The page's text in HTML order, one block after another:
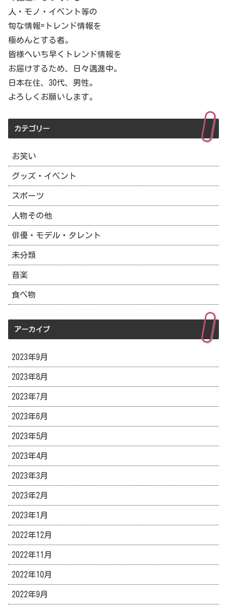
人・モノ・イベント等の
旬な情報=トレンド情報を
極めんとする者。
皆様へいち早くトレンド情報を
お届けするため、日々邁進中。
日本在住、30代、男性。
よろしくお願いします。
カテゴリー
お笑い
グッズ・イベント
スポーツ
人物その他
俳優・モデル・タレント
未分類
音楽
食べ物
アーカイブ
2023年9月
2023年8月
2023年7月
2023年6月
2023年5月
2023年4月
2023年3月
2023年2月
2023年1月
2022年12月
2022年11月
2022年10月
2022年9月